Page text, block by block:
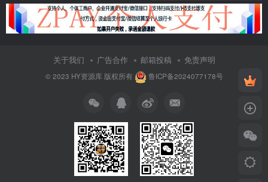
关于我们 广告合作 邮箱投稿 免责声明
© 2023 HY资源库版权所有 鲁ICP备2024077178号